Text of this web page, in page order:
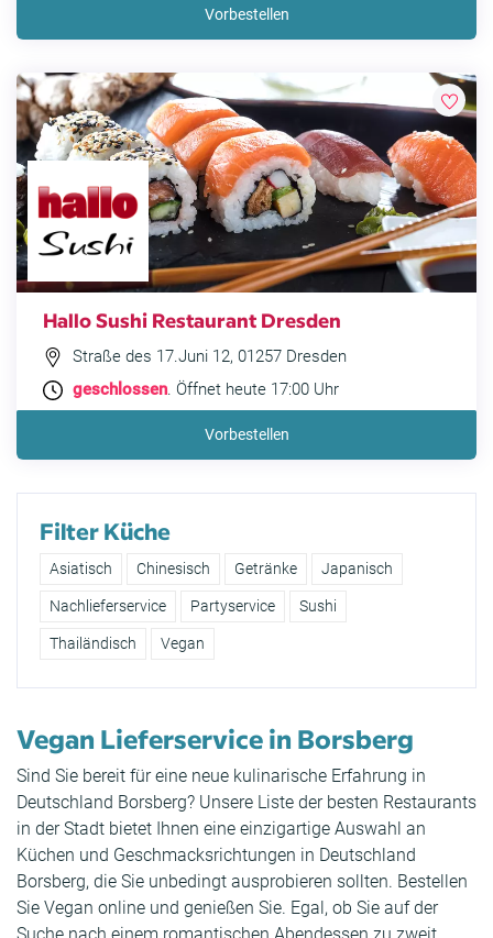
Vorbestellen
Hallo Sushi Restaurant Dresden
Straße des 17.Juni 12, 01257 Dresden
geschlossen. Öffnet heute 17:00 Uhr
Vorbestellen
Filter Küche
Asiatisch Chinesisch Getränke Japanisch
Nachlieferservice Partyservice Sushi
Thailändisch Vegan
Vegan Lieferservice in Borsberg
Sind Sie bereit für eine neue kulinarische Erfahrung in
Deutschland Borsberg? Unsere Liste der besten Restaurants
in der Stadt bietet Ihnen eine einzigartige Auswahl an
Küchen und Geschmacksrichtungen in Deutschland
Borsberg, die Sie unbedingt ausprobieren sollten. Bestellen
Sie Vegan online und genießen Sie. Egal, ob Sie auf der